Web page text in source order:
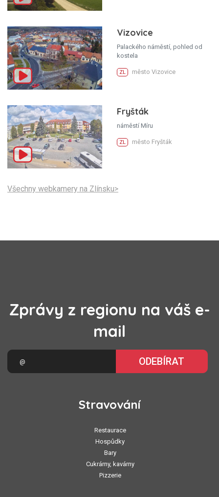
Vizovice
Palackého náměstí, pohled od
kostela
ZL město Vizovice
Fryšták
náměstí Míru
ZL město Fryšták
Všechny webkamery na Zlínsku>
Zprávy z regionu na váš e-
mail
ODEBÍRAT
Stravování
Restaurace
Hospůdky
Bary
Cukrárny, kavárny
Pizzerie